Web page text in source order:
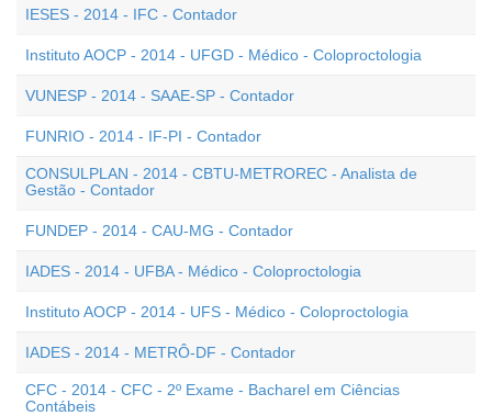
IESES - 2014 - IFC - Contador
Instituto AOCP - 2014 - UFGD - Médico - Coloproctologia
VUNESP - 2014 - SAAE-SP - Contador
FUNRIO - 2014 - IF-PI - Contador
CONSULPLAN - 2014 - CBTU-METROREC - Analista de
Gestão - Contador
FUNDEP - 2014 - CAU-MG - Contador
IADES - 2014 - UFBA - Médico - Coloproctologia
Instituto AOCP - 2014 - UFS - Médico - Coloproctologia
IADES - 2014 - METRÔ-DF - Contador
CFC - 2014 - CFC - 2º Exame - Bacharel em Ciências
Contábeis